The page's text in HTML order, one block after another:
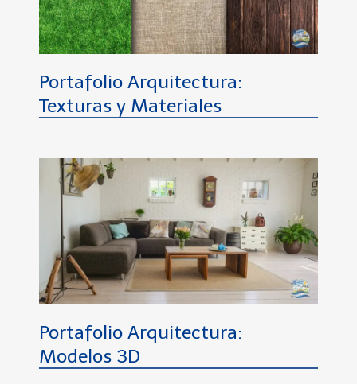
Portafolio Arquitectura:
Texturas y Materiales
Portafolio Arquitectura:
Modelos 3D